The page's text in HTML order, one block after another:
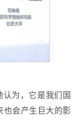
认为，它是我们国
也会产生巨大的影